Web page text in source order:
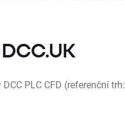
PLC CFD (referenční trh: